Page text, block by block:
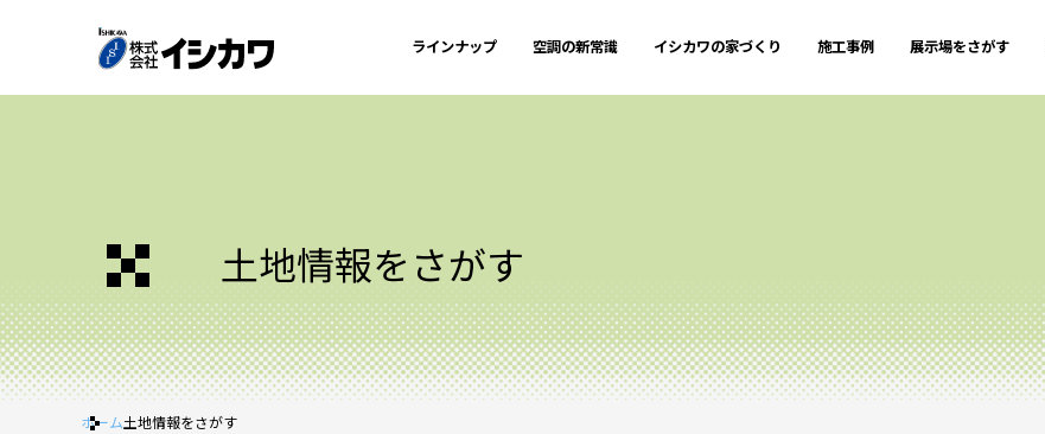
ラインナップ 空調の新常識 イシカワの家づくり 施工事例 展示場をさがす
土地情報をさがす
ホーム土地情報をさがす